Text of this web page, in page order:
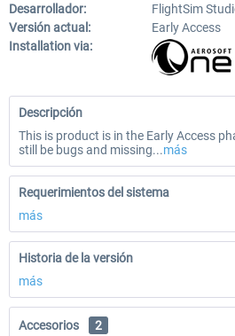
Desarrollador:
FlightSim
Versión actual:
Early Access
Installation via:
Descripción
This is product is in the Early Access
still be bugs and missing...más
Requerimientos del sistema
más
Historia de la versión
más
Accesorios 2